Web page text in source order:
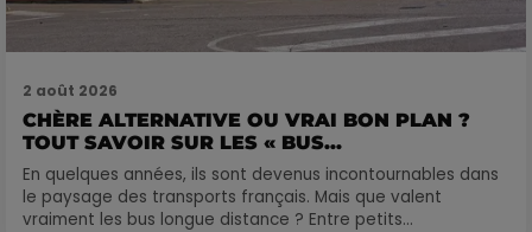
2 août 2026
CHÈRE ALTERNATIVE OU VRAI BON PLAN ?
TOUT SAVOIR SUR LES « BUS...
En quelques années, ils sont devenus incontournables dans
le paysage des transports français. Mais que valent
vraiment les bus longue distance ? Entre petits...